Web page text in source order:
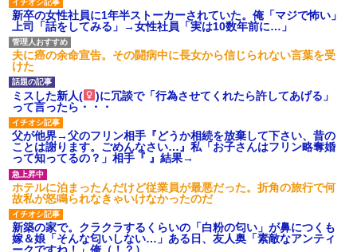
百年の恋12-899 食べた量を
張り合ってくる
【悲報】佐藤輝明・・・２軍
でも盛大にやらかす←あまり悲
しませないでくれ
新卒の女性社員に1年半ストーカーされていた。俺「マジで怖い」
上司「話をしてみる」→女性社員「実は10数年前に…」
夫に癌の余命宣告。その闘病中に長女から信じられない言葉を受
けた
ミスした新人(
)に冗談で「行為させてくれたら許してあげる」
って言ったら・・・
父が他界→父のフリン相手『どうか相続を放棄して下さい、昔の
ことは謝ります。ごめんなさい…』私「お子さんはフリン略奪婚
って知ってるの？」相手『 』結果→
ホテルに泊まったんだけど従業員が最悪だった。折角の旅行で何
故私が怒鳴られなきゃいけなかったのだ
新築の家で。クラクラするくらいの「白粉の匂い」が鼻につくも
嫁＆娘「そんな匂いしない…」ある日、友人奥「素敵なアンティ